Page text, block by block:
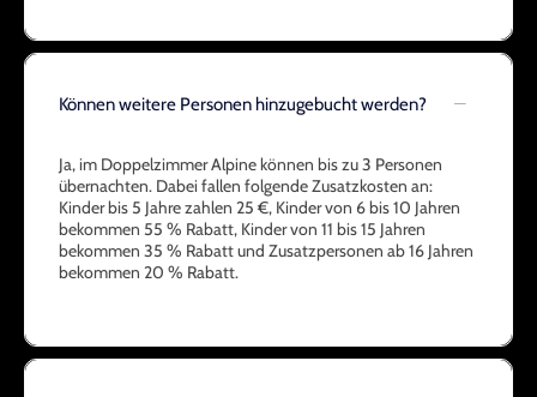
Können weitere Personen hinzugebucht werden?
Ja, im Doppelzimmer Alpine können bis zu 3 Personen
übernachten. Dabei fallen folgende Zusatzkosten an:
Kinder bis 5 Jahre zahlen 25 €, Kinder von 6 bis 10 Jahren
bekommen 55 % Rabatt, Kinder von 11 bis 15 Jahren
bekommen 35 % Rabatt und Zusatzpersonen ab 16 Jahren
bekommen 20 % Rabatt.